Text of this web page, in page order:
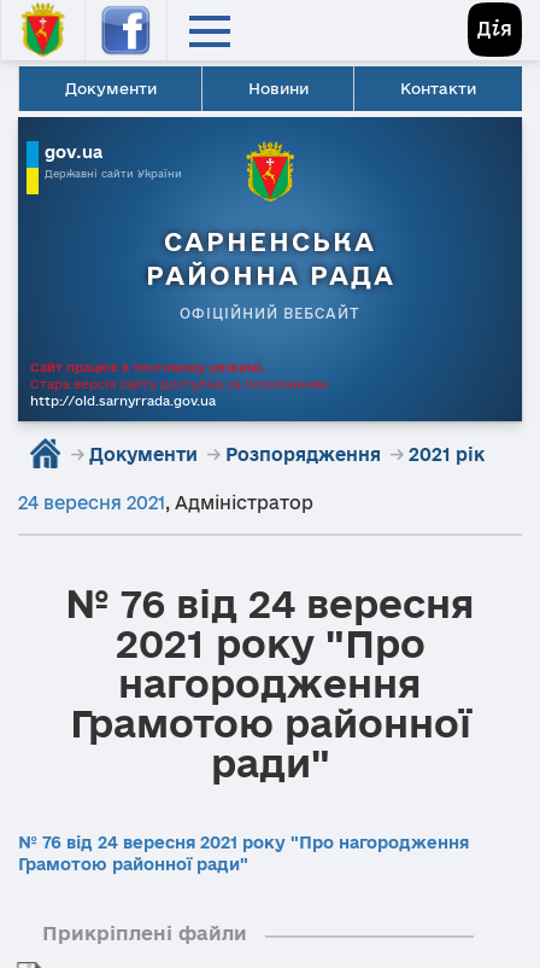
Документи Новини Контакти
gov.ua
Державні сайти України
САРНЕНСЬКА
РАЙОННА РАДА
ОФІЦІЙНИЙ ВЕБСАЙТ
Сайт працює в тестовому режимі.
Стара версія сайту доступна за посиланням
http://old.sarnyrrada.gov.ua
→ Документи → Розпорядження → 2021 рік
24 вересня 2021, Адміністратор
№ 76 від 24 вересня
2021 року "Про
нагородження
Грамотою районної
ради"
№ 76 від 24 вересня 2021 року "Про нагородження
Грамотою районної ради"
Прикріплені файли